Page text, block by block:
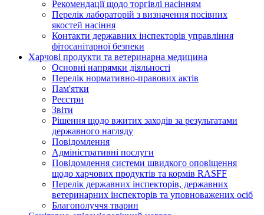
Рекомендації щодо торгівлі насінням
Перелік лабораторій з визначення посівних
якостей насіння
Контакти державних інспекторів управління
фітосанітарної безпеки
Харчові продукти та ветеринарна медицина
Основні напрямки діяльності
Перелік нормативно-правових актів
Пам'ятки
Реєстри
Звіти
Рішення щодо вжитих заходів за результатами
державного нагляду
Повідомлення
Адміністративні послуги
Повідомлення системи швидкого оповіщення
щодо харчових продуктів та кормів RASFF
Перелік державних інспекторів, державних
ветеринарних інспекторів та уповноважених осіб
Благополуччя тварин